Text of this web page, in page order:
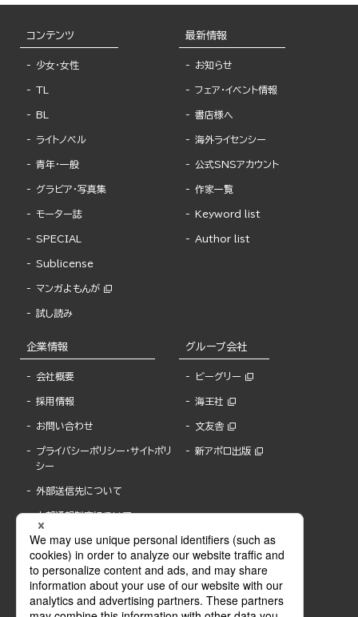
コンテンツ
少女・女性
TL
BL
ライトノベル
青年・一般
グラビア・写真集
モーター誌
SPECIAL
Sublicense
マンガよもんが
試し読み
最新情報
お知らせ
フェア・イベント情報
書店様へ
海外ライセンシー
公式SNSアカウント
作家一覧
Keyword list
Author list
企業情報
会社概要
採用情報
お問い合わせ
プライバシーポリシー・サイトポリ
シー
外部送信先について
内部通報制度について
グループ会社
ビーグリー
海王社
文友舎
新アポロ出版